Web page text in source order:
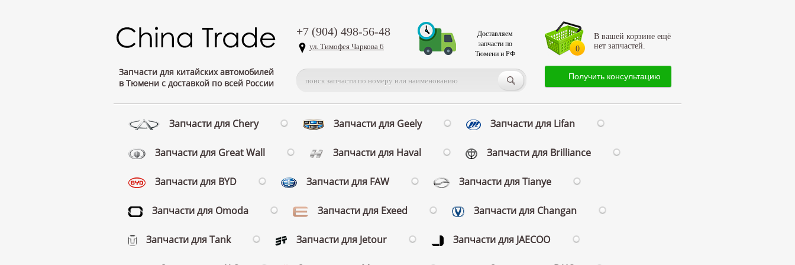
Запчасти для китайских автомобилей
в Тюмени с доставкой по всей России
+7 (904) 498-56-48
ул. Тимофея Чаркова 6
Доставляем
запчасти по
Тюмени и РФ
0
В вашей корзине ещё
нет запчастей.
Получить консультацию
Запчасти для Chery Запчасти для Geely Запчасти для Lifan
Запчасти для Great Wall Запчасти для Haval Запчасти для Brilliance
Запчасти для BYD Запчасти для FAW Запчасти для Tianye
Запчасти для Omoda Запчасти для Exeed Запчасти для Changan
Запчасти для Tank Запчасти для Jetour Запчасти для JAECOO